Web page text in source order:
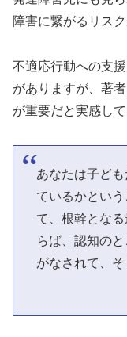
障害に繋がるリスク
不適応行動への支
がありますが、著
が重要だと実感し
あなたは子ど
ているかとい
て、根幹とな
らば、認知の
がなされて、そ